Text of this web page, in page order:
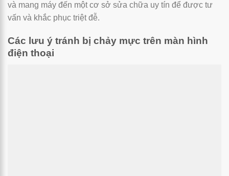
và mang máy đến một cơ sở sửa chữa uy tín để được tư
vấn và khắc phục triệt đễ.
Các lưu ý tránh bị chảy mực trên màn hình
điện thoại